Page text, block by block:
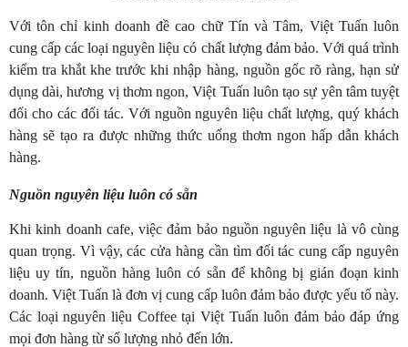
Với tôn chỉ kinh doanh đề cao chữ Tín và Tâm, Việt Tuấn luôn
cung cấp các loại nguyên liệu có chất lượng đảm bảo. Với quá trình
kiểm tra khắt khe trước khi nhập hàng, nguồn gốc rõ ràng, hạn sử
dụng dài, hương vị thơm ngon, Việt Tuấn luôn tạo sự yên tâm tuyệt
đối cho các đối tác. Với nguồn nguyên liệu chất lượng, quý khách
hàng sẽ tạo ra được những thức uống thơm ngon hấp dẫn khách
hàng.
Nguồn nguyên liệu luôn có sẵn
Khi kinh doanh cafe, việc đảm bảo nguồn nguyên liệu là vô cùng
quan trọng. Vì vậy, các cửa hàng cần tìm đối tác cung cấp nguyên
liệu uy tín, nguồn hàng luôn có sẵn để không bị gián đoạn kinh
doanh. Việt Tuấn là đơn vị cung cấp luôn đảm bảo được yếu tố này.
Các loại nguyên liệu Coffee tại Việt Tuấn luôn đảm bảo đáp ứng
mọi đơn hàng từ số lượng nhỏ đến lớn.